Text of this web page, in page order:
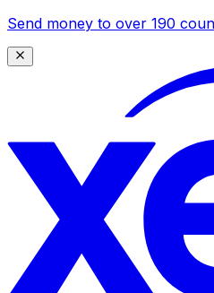
Send money to over 190